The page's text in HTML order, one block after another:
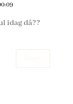
idag då??